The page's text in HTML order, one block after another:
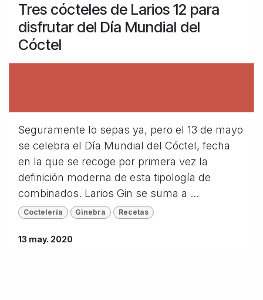
Tres cócteles de Larios 12 para
disfrutar del Día Mundial del
Cóctel
Seguramente lo sepas ya, pero el 13 de mayo
se celebra el Día Mundial del Cóctel, fecha
en la que se recoge por primera vez la
definición moderna de esta tipología de
combinados. Larios Gin se suma a ...
Coctelería Ginebra Recetas
13 may. 2020